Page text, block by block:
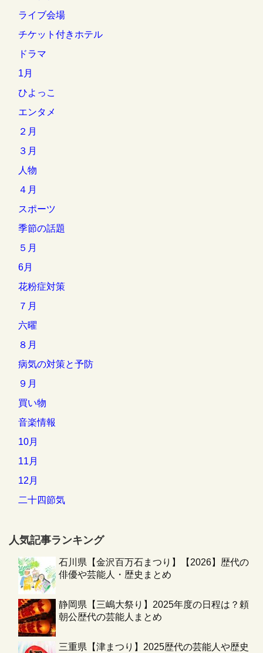
ライブ会場
チケット付きホテル
ドラマ
1月
ひよっこ
エンタメ
２月
３月
人物
４月
スポーツ
季節の話題
５月
6月
花粉症対策
７月
六曜
８月
病気の対策と予防
９月
買い物
音楽情報
10月
11月
12月
二十四節気
人気記事ランキング
石川県【金沢百万石まつり】【2026】歴代の
俳優や芸能人・歴史まとめ
静岡県【三嶋大祭り】2025年度の日程は？頼
朝公歴代の芸能人まとめ
三重県【津まつり】2025歴代の芸能人や歴史